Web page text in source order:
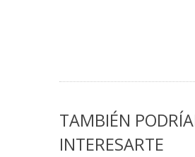
TAMBIÉN
INTERESARTE